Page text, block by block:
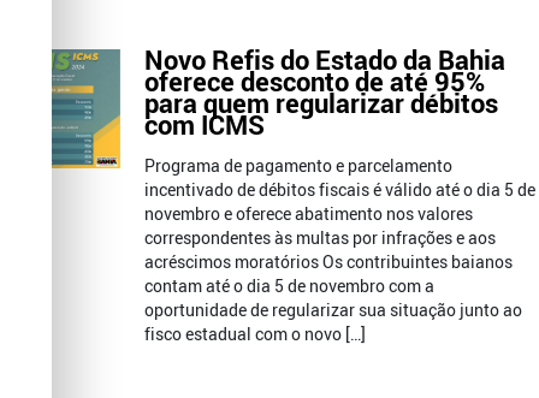
Novo Refis do Estado da Bahia
oferece desconto de até 95%
para quem regularizar débitos
com ICMS
Programa de pagamento e parcelamento
incentivado de débitos fiscais é válido até o dia 5 de
novembro e oferece abatimento nos valores
correspondentes às multas por infrações e aos
acréscimos moratórios Os contribuintes baianos
contam até o dia 5 de novembro com a
oportunidade de regularizar sua situação junto ao
fisco estadual com o novo […]